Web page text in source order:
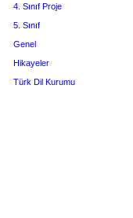
4. Sınıf Proje
5. Sınıf
Genel
Hikayeler
Türk Dil Kurumu